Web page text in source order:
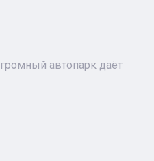
автопарк даёт